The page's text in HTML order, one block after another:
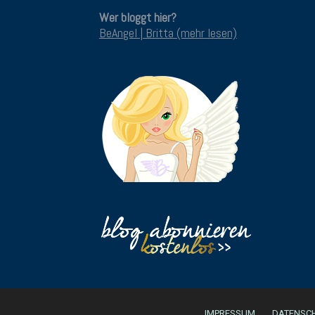
Wer bloggt hier?
BeAngel | Britta (mehr lesen)